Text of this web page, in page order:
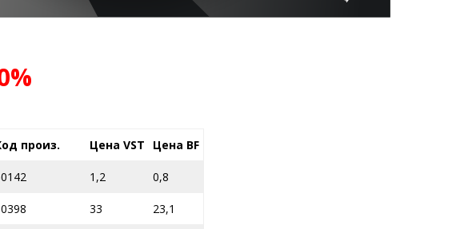
произ. Цена VST Цена BF
1,2 0,8
33 23,1